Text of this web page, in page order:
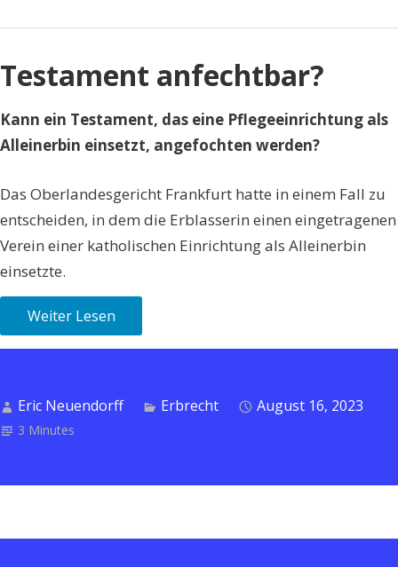
Testament anfechtbar?
Kann ein Testament, das eine Pflegeeinrichtung als
Alleinerbin einsetzt, angefochten werden?
Das Oberlandesgericht Frankfurt hatte in einem Fall zu
entscheiden, in dem die Erblasserin einen eingetragenen
Verein einer katholischen Einrichtung als Alleinerbin
einsetzte.
Weiter Lesen
Eric Neuendorff Erbrecht August 16, 2023
3 Minutes